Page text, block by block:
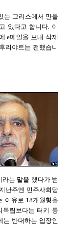
는 그리스에서 만들
있다고 합니다. 이
e메일을 보내 삭제
리야트는 전했습니
는 말을 했다가 범
난주엔 민주사회당
이유로 18개월형을
독립보다는 터키 통
는 반대하는 입장인